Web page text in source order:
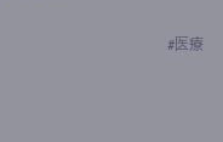
# 医療